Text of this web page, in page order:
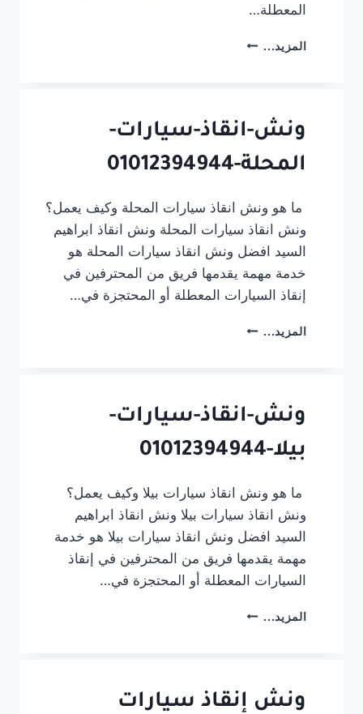
المعطلة…
المزيد... انقاذ
ونش-انقاذ-سيارات-
المحلة-01012394944
ما هو ونش انقاذ سيارات المحلة وكيف يعمل؟
ونش انقاذ سيارات المحلة ونش انقاذ ابراهيم
السيد افضل ونش انقاذ سيارات المحلة هو
خدمة مهمة يقدمها فريق من المحترفين في
إنقاذ السيارات المعطلة أو المحتجزة في…
المزيد... ونش-
ونش-انقاذ-سيارات-
بيلا-01012394944
ما هو ونش انقاذ سيارات بيلا وكيف يعمل؟
ونش انقاذ سيارات بيلا ونش انقاذ ابراهيم
السيد افضل ونش انقاذ سيارات بيلا هو خدمة
مهمة يقدمها فريق من المحترفين في إنقاذ
السيارات المعطلة أو المحتجزة في…
المزيد... ونش-
ونش إنقاذ سيارات